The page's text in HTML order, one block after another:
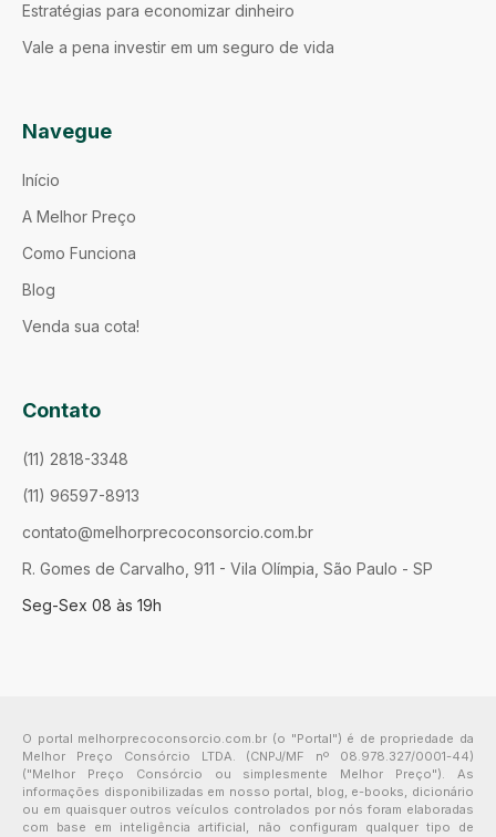
Estratégias para economizar dinheiro
Vale a pena investir em um seguro de vida
Navegue
Início
A Melhor Preço
Como Funciona
Blog
Venda sua cota!
Contato
(11) 2818-3348
(11) 96597-8913
contato@melhorprecoconsorcio.com.br
R. Gomes de Carvalho, 911 - Vila Olímpia, São Paulo - SP
Seg-Sex 08 às 19h
O portal melhorprecoconsorcio.com.br (o "Portal") é de propriedade da
Melhor Preço Consórcio LTDA. (CNPJ/MF nº 08.978.327/0001-44)
("Melhor Preço Consórcio ou simplesmente Melhor Preço"). As
informações disponibilizadas em nosso portal, blog, e-books, dicionário
ou em quaisquer outros veículos controlados por nós foram elaboradas
com base em inteligência artificial, não configuram qualquer tipo de